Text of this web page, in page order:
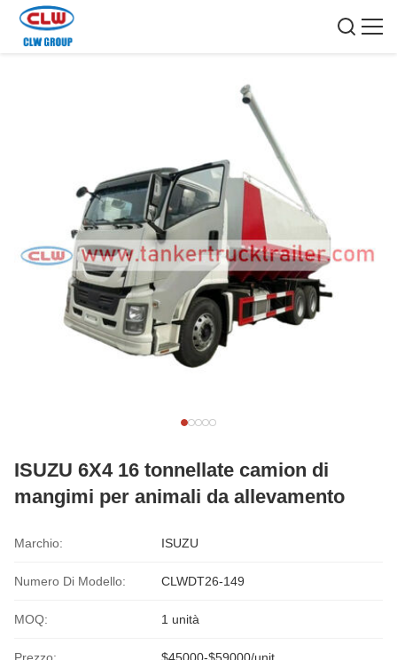
ISUZU 6X4 16 tonnellate camion di
mangimi per animali da allevamento
Marchio: ISUZU
Numero Di Modello: CLWDT26-149
MOQ: 1 unità